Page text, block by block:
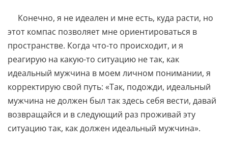
Конечно, я не идеален и мне есть, куда расти, но
этот компас позволяет мне ориентироваться в
пространстве. Когда что-то происходит, и я
реагирую на какую-то ситуацию не так, как
идеальный мужчина в моем личном понимании, я
корректирую свой путь: «Так, подожди, идеальный
мужчина не должен был так здесь себя вести, давай
возвращайся и в следующий раз проживай эту
ситуацию так, как должен идеальный мужчина».